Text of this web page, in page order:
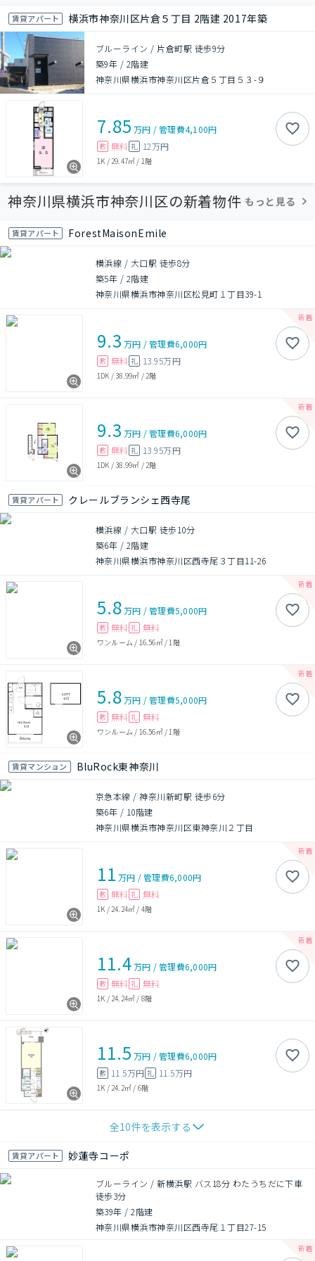
賃貸アパート 横浜市神奈川区片倉５丁目 2階建 2017年築
ブルーライン / 片倉町駅 徒歩9分
築9年 / 2階建
神奈川県横浜市神奈川区片倉５丁目５３-９
7.85 万円 /管理費4,100円
敷 無料 礼 12万円
1K / 29.47㎡ / 1階
神奈川県横浜市神奈川区の新着物件 もっと見る
賃貸アパート ForestMaisonEmile
横浜線 / 大口駅 徒歩8分
築5年 / 2階建
神奈川県横浜市神奈川区松見町１丁目39-1
9.3 万円 /管理費6,000円
敷 無料 礼 13.95万円
1DK /38.99㎡ / 2階
9.3 万円 /管理費6,000円
敷 無料 礼 13.95万円
1DK /38.99㎡ / 2階
賃貸アパート クレールブランシェ西寺尾
横浜線 / 大口駅 徒歩10分
築6年 / 2階建
神奈川県横浜市神奈川区西寺尾３丁目11-26
5.8万円 /管理費5,000円
敷 無料 礼 無料
ワンルーム / 16.56㎡/ 1階
5.8万円 /管理費5,000円
敷 無料 礼 無料
ワンルーム / 16.56㎡/ 1階
賃貸マンション BluRock東神奈川
京急本線 / 神奈川新町駅 徒歩6分
築6年 / 10階建
神奈川県横浜市神奈川区東神奈川２丁目
11 万円 /管理費6,000円
敷 無料 礼 無料
1K / 24.24㎡ / 4階
11.4万円 /管理費6,000円
敷 無料 礼 無料
1K / 24.24㎡ / 8階
11.5 万円 /管理費6,000円
敷 11.5万円 礼 11.5万円
1K / 24.2㎡ / 6階
全10件を表示する
賃貸アパート 妙蓮寺コーポ
ブルーライン / 新横浜駅 バス18分 わたうちだに下車
徒歩3分
築39年 /2階建
神奈川県横浜市神奈川区西寺尾１丁目27-15